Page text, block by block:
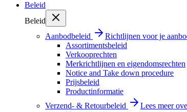
Beleid
Beleid
Aanbodbeleid
Richtlijnen voor je
Assortimentsbeleid
Verkooprechten
Merkrichtlijnen en eigendomsrechten
Notice and Take down procedure
Prijsbeleid
Productinformatie
Verzend- & Retourbeleid
Lees meer